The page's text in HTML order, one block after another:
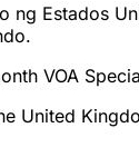
ng Estados
VOA
United